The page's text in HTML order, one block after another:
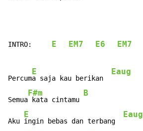
INTRO: E EM7 E6 EM7
Percum
E
a saja kau berikan
Eaug
Semua
F#m
kata cintamu
B
Aku
E
ingin bebas dan terbang
Eaug